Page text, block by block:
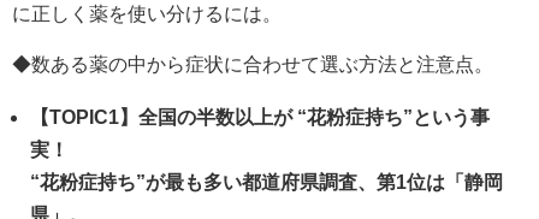
に正しく薬を使い分けるには。
◆数ある薬の中から症状に合わせて選ぶ方法と注意点。
【TOPIC1】全国の半数以上が “花粉症持ち”という事
実！
“花粉症持ち”が最も多い都道府県調査、第1位は「静岡
県」。